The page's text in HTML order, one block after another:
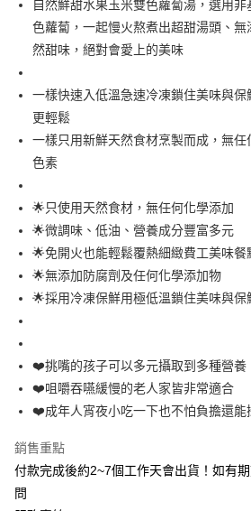
Google Pay
ATM付款
運送方式
黑貓宅急便 冷凍
每筆NT$170，滿NT$1,800(含以上)免運費
每筆NT$360，滿NT$3,000(含以上)免運費
自然鮮甜水果玉米雙色蘿蔔湯，選用
色蘿蔔，一起慢火熬煮出超甜湯頭、
然甜味，絕對會愛上的美味
一樣快速入低溫急速冷凍鎖住美味與保
更輕鬆
一樣只用新鮮天然食材烹製而成，無任
色素
🌟只使用天然食材，無任何化學添加
🌟微調味、低油、營養成分豐富多元
🌟免開火也能輕鬆覆熱細緻費工美味餐
🌟無添加防腐劑及任何化學添加物
🌟採用冷凍保鮮用極低溫鎖住美味與保
❤️挑嘴的孩子可以多元攝取到多種營養
❤️咀嚼吞嚥緩慢的老人家皆非常適合
❤️成年人宵夜小吃一下也不怕負擔還能
銷售重點
付款完成後約2~7個工作天會出貨！如有
問